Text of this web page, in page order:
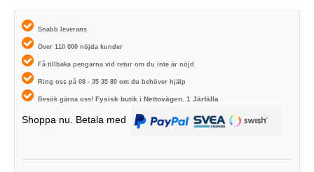
Snabb leverans
Över 110 000 nöjda kunder
Få tillbaka pengarna vid retur om du inte är nöjd
Ring oss på 08 - 35 35 80 om du behöver hjälp
Besök gärna oss! Fysisk butik i Nettovägen. 1 Järfälla
Shoppa nu. Betala med